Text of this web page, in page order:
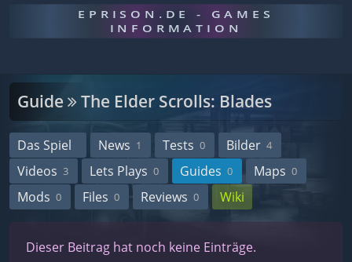
EPRISON.DE - GAMES
INFORMATION
Guide The Elder Scrolls: Blades
Das Spiel News 1 Tests 0 Bilder 4
Videos 3 Lets Plays 0 Guides 0 Maps 0
Mods 0 Files 0 Reviews 0 Wiki
Dieser Beitrag hat noch keine Einträge.